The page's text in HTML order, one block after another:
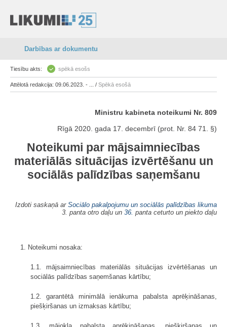
Darbības ar dokumentu
Tiesību akts: spēkā esošs
Attēlotā redakcija: 09.06.2023. - ... / Spēkā esošā
Ministru kabineta noteikumi Nr. 809
Rīgā 2020. gada 17. decembrī (prot. Nr. 84 71. §)
Noteikumi par mājsaimniecības
materiālās situācijas izvērtēšanu un
sociālās palīdzības saņemšanu
Izdoti saskaņā ar Sociālo pakalpojumu un sociālās palīdzības likuma
3. panta otro daļu un 36. panta ceturto un piekto daļu
1. Noteikumi nosaka:
1.1. mājsaimniecības materiālās situācijas izvērtēšanas un
sociālās palīdzības saņemšanas kārtību;
1.2. garantētā minimālā ienākuma pabalsta aprēķināšanas,
piešķiršanas un izmaksas kārtību;